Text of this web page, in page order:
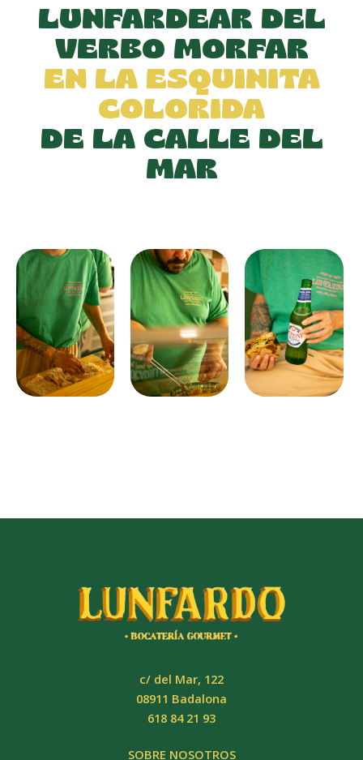
LUNFARDEAR DEL
VERBO MORFAR
EN LA ESQUINITA
COLORIDA
DE LA CALLE DEL
MAR
c/ del Mar, 122
08911 Badalona
618 84 21 93
SOBRE NOSOTROS